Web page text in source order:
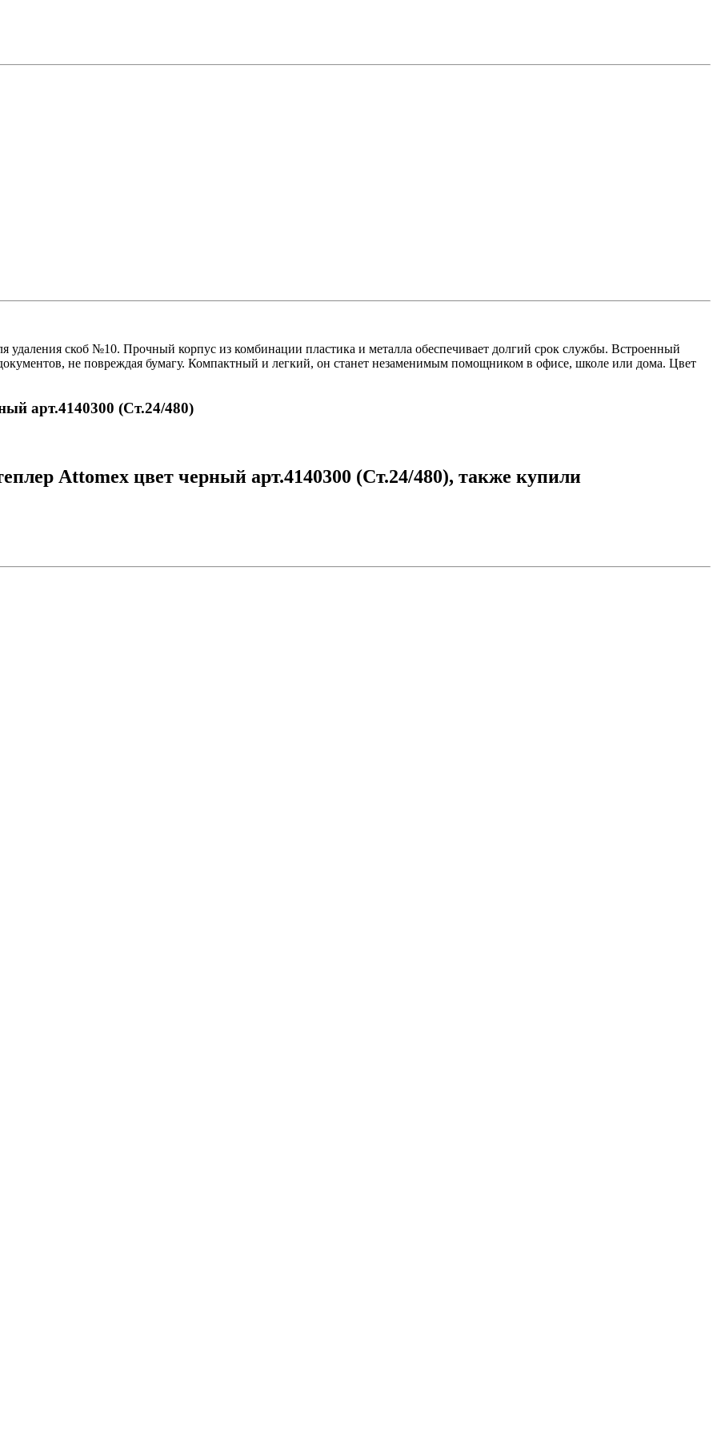
скоб №10. Прочный корпус из комбинации пластика и металла обеспечивает долгий срок службы. Встроенный
документов, не повреждая бумагу. Компактный и легкий, он станет незаменимым помощником в офисе, школе или дома. Цвет
арт.4140300 (Ст.24/480)
Attomex цвет черный арт.4140300 (Ст.24/480), также купили